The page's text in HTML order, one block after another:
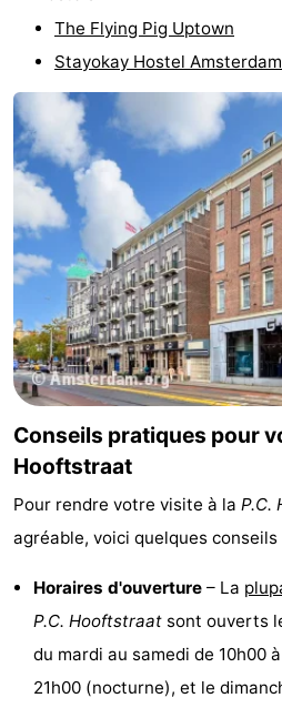
The Flying Pig Uptown
Stayokay Hostel
Conseils pratiques pour
Hooftstraat
Pour rendre votre visite à la P.C.
agréable, voici quelques conseils
Horaires d'ouverture – La
P.C. Hooftstraat sont ouverts
du mardi au samedi de 10h00
21h00 (nocturne), et le